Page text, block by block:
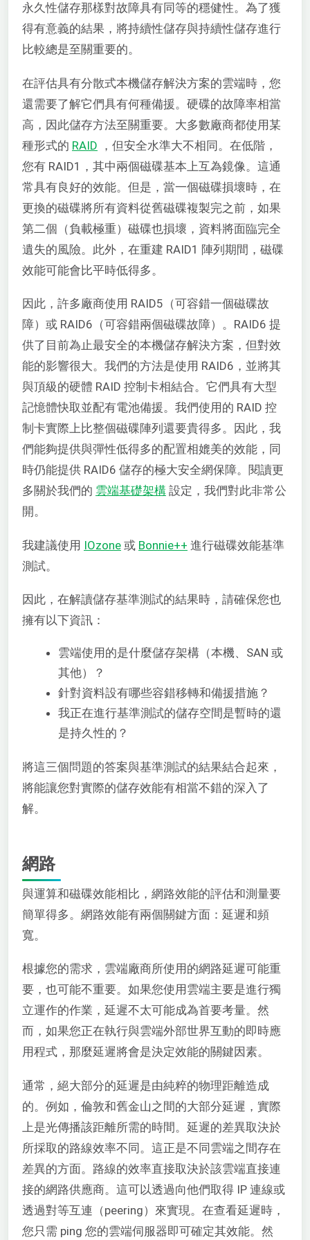
永久性儲存那樣對故障具有同等的穩健性。為了獲
得有意義的結果，將持續性儲存與持續性儲存進行
比較總是至關重要的。
在評估具有分散式本機儲存解決方案的雲端時，您
還需要了解它們具有何種備援。硬碟的故障率相當
高，因此儲存方法至關重要。大多數廠商都使用某
種形式的 RAID ，但安全水準大不相同。在低階，
您有 RAID1，其中兩個磁碟基本上互為鏡像。這通
常具有良好的效能。但是，當一個磁碟損壞時，在
更換的磁碟將所有資料從舊磁碟複製完之前，如果
第二個（負載極重）磁碟也損壞，資料將面臨完全
遺失的風險。此外，在重建 RAID1 陣列期間，磁碟
效能可能會比平時低得多。
因此，許多廠商使用 RAID5（可容錯一個磁碟故
障）或 RAID6（可容錯兩個磁碟故障）。RAID6 提
供了目前為止最安全的本機儲存解決方案，但對效
能的影響很大。我們的方法是使用 RAID6，並將其
與頂級的硬體 RAID 控制卡相結合。它們具有大型
記憶體快取並配有電池備援。我們使用的 RAID 控
制卡實際上比整個磁碟陣列還要貴得多。因此，我
們能夠提供與彈性低得多的配置相媲美的效能，同
時仍能提供 RAID6 儲存的極大安全網保障。閱讀更
多關於我們的 雲端基礎架構 設定，我們對此非常公
開。
我建議使用 IOzone 或 Bonnie++ 進行磁碟效能基準
測試。
因此，在解讀儲存基準測試的結果時，請確保您也
擁有以下資訊：
雲端使用的是什麼儲存架構（本機、SAN 或
其他）？
針對資料設有哪些容錯移轉和備援措施？
我正在進行基準測試的儲存空間是暫時的還
是持久性的？
將這三個問題的答案與基準測試的結果結合起來，
將能讓您對實際的儲存效能有相當不錯的深入了
解。
網路
與運算和磁碟效能相比，網路效能的評估和測量要
簡單得多。網路效能有兩個關鍵方面：延遲和頻
寬。
根據您的需求，雲端廠商所使用的網路延遲可能重
要，也可能不重要。如果您使用雲端主要是進行獨
立運作的作業，延遲不太可能成為首要考量。然
而，如果您正在執行與雲端外部世界互動的即時應
用程式，那麼延遲將會是決定效能的關鍵因素。
通常，絕大部分的延遲是由純粹的物理距離造成
的。例如，倫敦和舊金山之間的大部分延遲，實際
上是光傳播該距離所需的時間。延遲的差異取決於
所採取的路線效率不同。這正是不同雲端之間存在
差異的方面。路線的效率直接取決於該雲端直接連
接的網路供應商。這可以透過向他們取得 IP 連線或
透過對等互連（peering）來實現。在查看延遲時，
您只需 ping 您的雲端伺服器即可確定其效能。然